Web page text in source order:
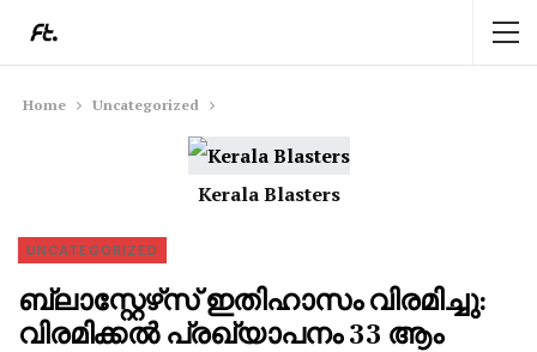
Home Uncategorized
Kerala Blasters
UNCATEGORIZED
ബ്ലാസ്റ്റേഴ്‌സ് ഇതിഹാസം വിരമിച്ചു:
വിരമിക്കൽ പ്രഖ്യാപനം 33 ആം